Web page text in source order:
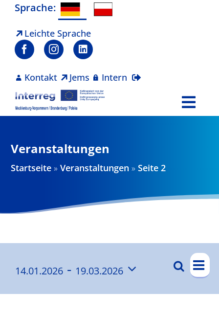
Zum
springen
Sprache:
Leichte Sprache
Kontakt Jems Intern
Projekte
Veranstaltungen
Startseite »Veranstaltungen »Seite 2
V
e
Suche
V
e
r
14.01.2026 - 19.03.2026
wählen.